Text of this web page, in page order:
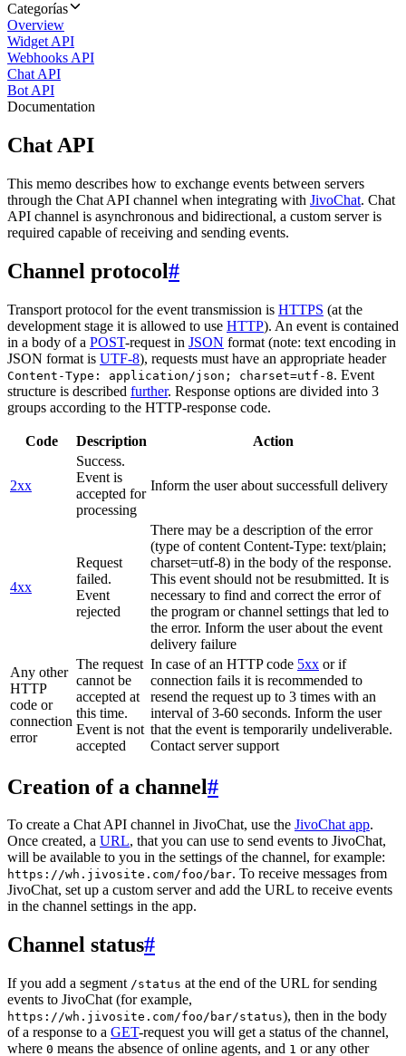
Categorías
Overview
Widget API
Webhooks API
Chat API
Bot API
Documentation
Chat API
This memo describes how to exchange events between servers
through the Chat API channel when integrating with JivoChat. Chat
API channel is asynchronous and bidirectional, a custom server is
required capable of receiving and sending events.
Channel protocol#
Transport protocol for the event transmission is HTTPS (at the
development stage it is allowed to use HTTP). An event is contained
in a body of a POST-request in JSON format (note: text encoding in
JSON format is UTF-8), requests must have an appropriate header
Content-Type: application/json; charset=utf-8. Event
structure is described further. Response options are divided into 3
groups according to the HTTP-response code.
Code Description Action
2xx
Success.
Event is
accepted for
processing
Inform the user about successfull delivery
4xx
Request
failed.
Event
rejected
There may be a description of the error
(type of content Content-Type: text/plain;
charset=utf-8) in the body of the response.
This event should not be resubmitted. It is
necessary to find and correct the error of
the program or channel settings that led to
the error. Inform the user about the event
delivery failure
Any other
HTTP
code or
connection
error
The request
cannot be
accepted at
this time.
Event is not
accepted
In case of an HTTP code 5xx or if
connection fails it is recommended to
resend the request up to 3 times with an
interval of 3-60 seconds. Inform the user
that the event is temporarily undeliverable.
Contact server support
Creation of a channel#
To create a Chat API channel in JivoChat, use the JivoChat app.
Once created, a URL, that you can use to send events to JivoChat,
will be available to you in the settings of the channel, for example:
https://wh.jivosite.com/foo/bar. To receive messages from
JivoChat, set up a custom server and add the URL to receive events
in the channel settings in the app.
Channel status#
If you add a segment /status at the end of the URL for sending
events to JivoChat (for example,
https://wh.jivosite.com/foo/bar/status), then in the body
of a response to a GET-request you will get a status of the channel,
where 0 means the absence of online agents, and 1 or any other